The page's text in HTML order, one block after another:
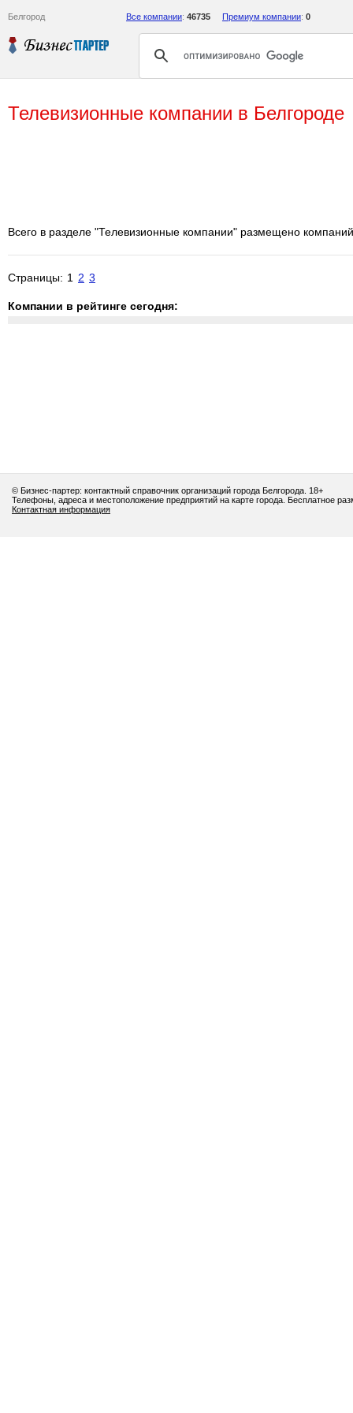
Белгород Все компании: 46735 Премиум компании: 0
Телевизионные компании в Белгороде
Всего в разделе "Телевизионные компании" размещено
Страницы: 1 2 3
Компании в рейтинге сегодня:
© Бизнес-партер: контактный справочник организаций города Белгорода. 18+
Телефоны, адреса и местоположение предприятий на карте города. Бесплатное
Контактная информация